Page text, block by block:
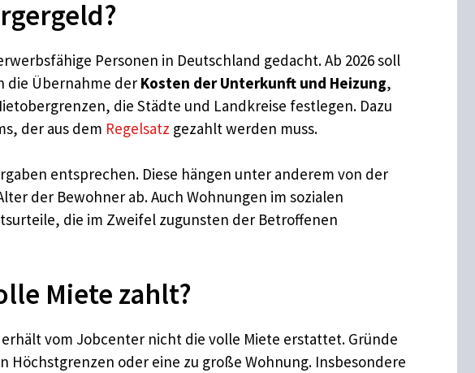
Personen in Deutschland gedacht. Ab 2026 soll
die Übernahme der Kosten der Unterkunft und Heizung,
die Städte und Landkreise festlegen. Dazu
der aus dem Regelsatz gezahlt werden muss.
entsprechen. Diese hängen unter anderem von der
der Bewohner ab. Auch Wohnungen im sozialen
die im Zweifel zugunsten der Betroffenen
Miete zahlt?
vom Jobcenter nicht die volle Miete erstattet. Gründe
oder eine zu große Wohnung. Insbesondere